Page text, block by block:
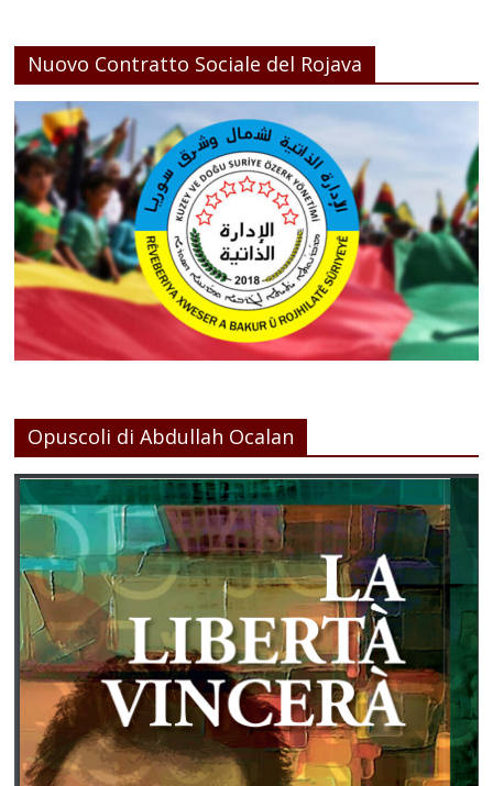
Nuovo Contratto Sociale del Rojava
Opuscoli di Abdullah Ocalan